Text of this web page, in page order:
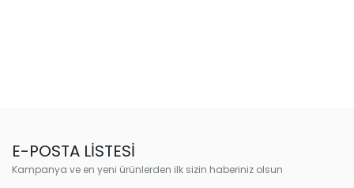
E-POSTA LİSTESİ
Kampanya ve en yeni ürünlerden ilk sizin haberiniz olsun